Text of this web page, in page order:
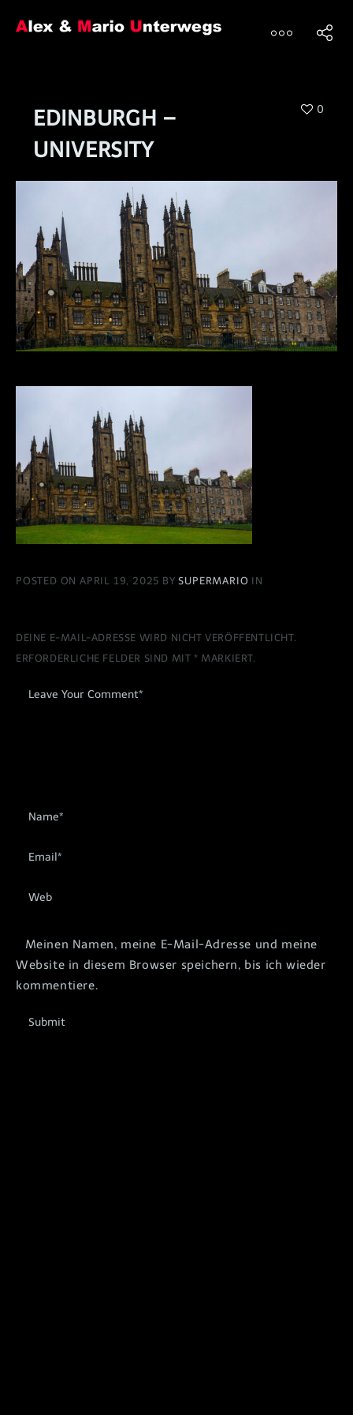
EDINBURGH –
UNIVERSITY
0
POSTED ON APRIL 19, 2025 BYSUPERMARIO IN
DEINE E-MAIL-ADRESSE WIRD NICHT VERÖFFENTLICHT.
ERFORDERLICHE FELDER SIND MIT* MARKIERT.
Meinen Namen, meine E-Mail-Adresse und meine
Website in diesem Browser speichern, bis ich wieder
kommentiere.
Submit